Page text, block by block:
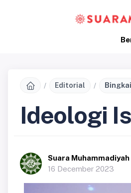
Editorial Bingkai
Ideologi
Suara Muhammadiyah
16 December 2023